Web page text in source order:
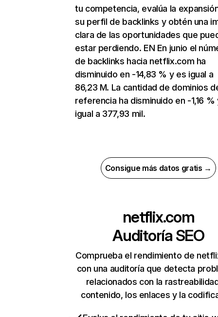
tu competencia, evalúa la
su perfil de backlinks y obtén una
clara de las oportunidades que
estar perdiendo. EN En junio el
de backlinks hacia netflix.com ha
disminuido en -14,83 % y es igual a
86,23 M. La cantidad de dominios
referencia ha disminuido en -1,16 %
igual a 377,93 mil.
Consigue más datos gratis →
netflix.com
Auditoría SEO
Comprueba el rendimiento de
con una auditoría que detecta
relacionados con la
contenido, los enlaces y la